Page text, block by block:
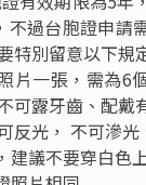
想選擇。